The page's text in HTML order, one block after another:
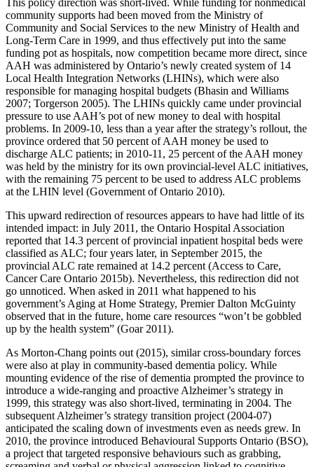
This policy direction was short-lived. While funding for nonmedical
community supports had been moved from the Ministry of
Community and Social Services to the new Ministry of Health and
Long-Term Care in 1999, and thus effectively put into the same
funding pot as hospitals, now competition became more direct, since
AAH was administered by Ontario’s newly created system of 14
Local Health Integration Networks (LHINs), which were also
responsible for managing hospital budgets (Bhasin and Williams
2007; Torgerson 2005). The LHINs quickly came under provincial
pressure to use AAH’s pot of new money to deal with hospital
problems. In 2009-10, less than a year after the strategy’s rollout, the
province ordered that 50 percent of AAH money be used to
discharge ALC patients; in 2010-11, 25 percent of the AAH money
was held by the ministry for its own provincial-level ALC initiatives,
with the remaining 75 percent to be used to address ALC problems
at the LHIN level (Government of Ontario 2010).
This upward redirection of resources appears to have had little of its
intended impact: in July 2011, the Ontario Hospital Association
reported that 14.3 percent of provincial inpatient hospital beds were
classified as ALC; four years later, in September 2015, the
provincial ALC rate remained at 14.2 percent (Access to Care,
Cancer Care Ontario 2015b). Nevertheless, this redirection did not
go unnoticed. When asked in 2011 what happened to his
government’s Aging at Home Strategy, Premier Dalton McGuinty
observed that in the future, home care resources “won’t be gobbled
up by the health system” (Goar 2011).
As Morton-Chang points out (2015), similar cross-boundary forces
were also at play in community-based dementia policy. While
mounting evidence of the rise of dementia prompted the province to
introduce a wide-ranging and proactive Alzheimer’s strategy in
1999, this strategy was also short-lived, terminating in 2004. The
subsequent Alzheimer’s strategy transition project (2004-07)
anticipated the scaling down of investments even as needs grew. In
2010, the province introduced Behavioural Supports Ontario (BSO),
a project that targeted responsive behaviours such as grabbing,